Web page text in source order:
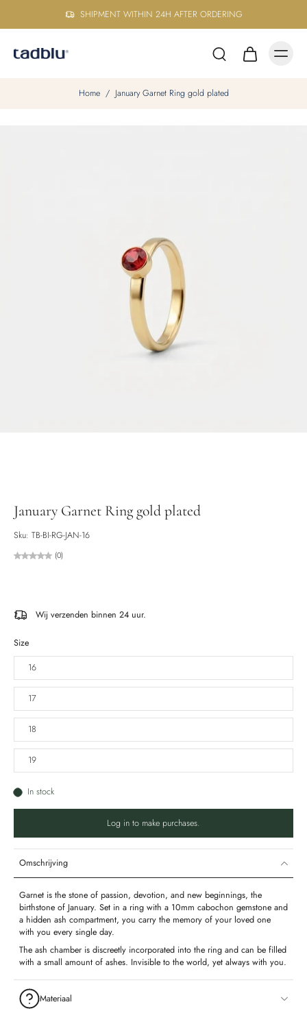
SHIPMENT WITHIN 24H AFTER ORDERING
Home / January Garnet Ring gold plated
January Garnet Ring gold plated
Sku: TB-BI-RG-JAN-16
(0)
Wij verzenden binnen 24 uur.
Size
16
17
18
19
In stock
Log in to make purchases.
Omschrijving
Garnet is the stone of passion, devotion, and new beginnings, the
birthstone of January. Set in a ring with a 10mm cabochon gemstone and
a hidden ash compartment, you carry the memory of your loved one
with you every single day.
The ash chamber is discreetly incorporated into the ring and can be filled
with a small amount of ashes. Invisible to the world, yet always with you.
Materiaal